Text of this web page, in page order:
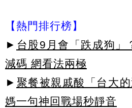
【熱門排行榜】
► 台股9月會「跌成狗」
減碼 網看法兩極
► 聚餐被親戚酸「台大
媽一句神回戰場秒靜音